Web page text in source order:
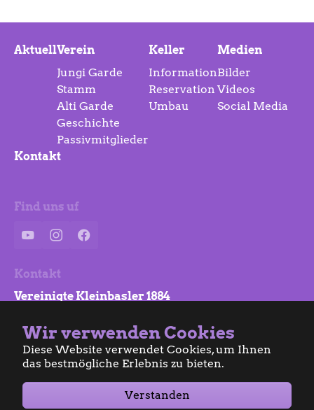
Wir verwenden Cookies
Diese Website verwendet Cookies, um Ihnen
das bestmögliche Erlebnis zu bieten.
Verstanden
AktuellVerein
Jungi Garde
Stamm
Alti Garde
Geschichte
Passivmitglieder
Keller
Information
Reservation
Umbau
Medien
Bilder
Videos
Social Media
Kontakt
Find uns uf
YouTubeInstagramFacebook
Kontakt
Vereinigte Kleinbasler 1884
4058 Basel
info@vkb.ch
Datenschutz